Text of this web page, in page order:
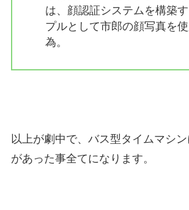
は、顔認証システムを構築
プルとして市郎の顔写真を
為。
以上が劇中で、バス型タイムマシ
があった事全てになります。